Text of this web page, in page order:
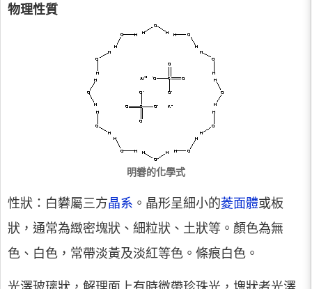
物理性質
明礬的化學式
性狀：白礬屬三方晶系 。晶形呈細小的菱面體或板
狀，通常為緻密塊狀、細粒狀、土狀等。顏色為無
色、白色，常帶淡黃及淡紅等色。條痕白色。